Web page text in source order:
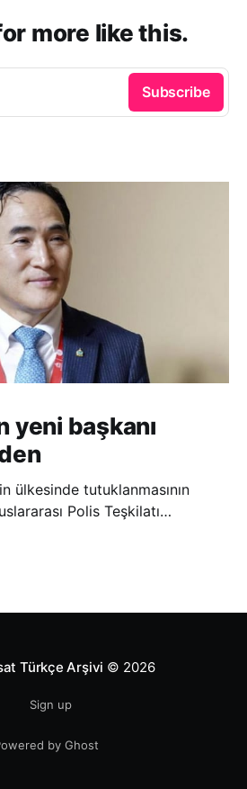
more like this.
Subscribe
yeni başkanı
ülkesinde tutuklanmasının
Polis Teşkilatı
Türkçe Arşivi © 2026
Sign up
by Ghost